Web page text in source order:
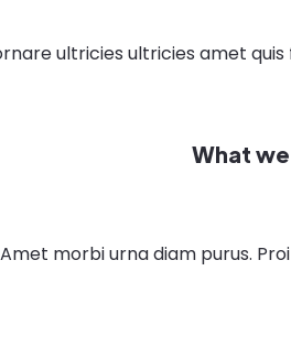
ultricies ultricies amet
What
Amet morbi urna diam purus.